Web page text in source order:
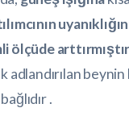
ölçüde arttırmıştır
adlandırılan
.